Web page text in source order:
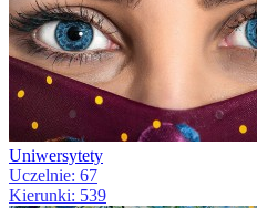
Uniwersytety
Uczelnie: 67
Kierunki: 539